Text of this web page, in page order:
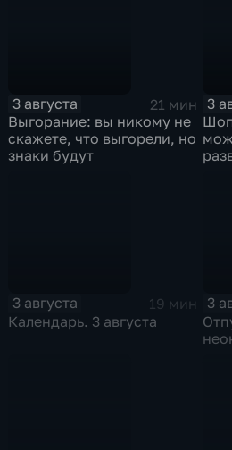
3 августа
21 мин
Выгорание: вы никому не
скажете, что выгорели, но
знаки будут
3
3 августа
19 мин
Календарь. 3 августа
3